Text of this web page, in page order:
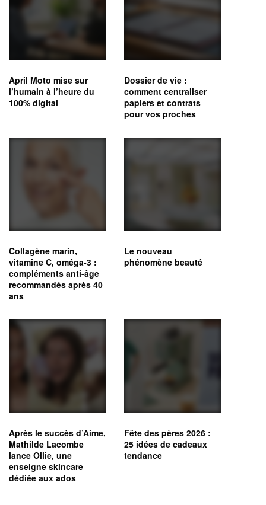
April Moto mise sur
l’humain à l’heure du
100% digital
Dossier de vie :
comment centraliser
papiers et contrats
pour vos proches
Collagène marin,
vitamine C, oméga‑3 :
compléments anti-âge
recommandés après 40
ans
Le nouveau
phénomène beauté
Après le succès d’Aime,
Mathilde Lacombe
lance Ollie, une
enseigne skincare
dédiée aux ados
Fête des pères 2026 :
25 idées de cadeaux
tendance